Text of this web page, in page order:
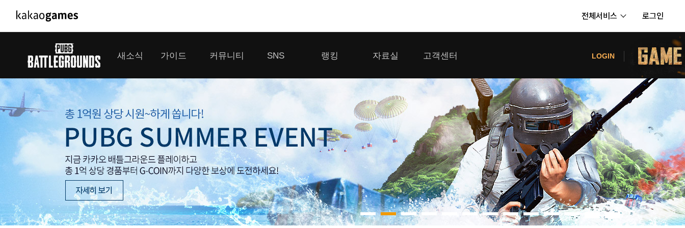
전체서비스 로그인
PC/모바일게임
도깨비의세계
오딘: 발할라 라이징
아키에이지 워
아레스 : 라이즈 오브 가디언즈
배틀그라운드
패스 오브 엑자일
우마무스메 프리티 더비
가디언 테일즈
프린세스 커넥트 Re:Dive
프렌즈팝콘
내정보
보안센터
고객센터
공지사항
카카오게임즈 PC방
게임코인
게임시간선택제
새소식
공지사항
GM소식
이벤트
업데이트
대회소식
가이드
게임 가이드
커뮤니티
미디어 게시판
클랜 라운지
모집 게시판
SNS
톡채널
랭킹
클랜 생존 리더보드
내 전적 히스토리
자료실
다운로드
고객센터
이용제한 이의신청
보안센터
LOGIN